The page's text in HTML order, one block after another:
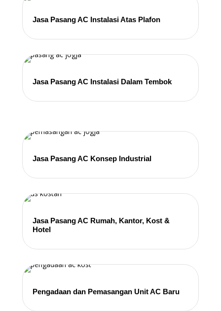
Jasa Pasang AC Instalasi Atas Plafon
Jasa Pasang AC Instalasi Dalam Tembok
Jasa Pasang AC Konsep Industrial
Jasa Pasang AC Rumah, Kantor, Kost &
Hotel
Pengadaan dan Pemasangan Unit AC Baru